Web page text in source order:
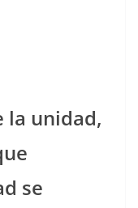
la unidad,
se